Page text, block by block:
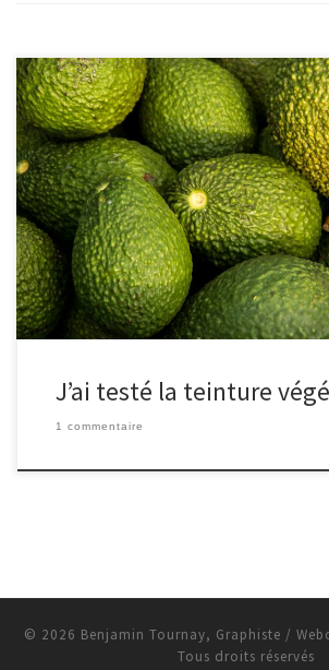
Il y a quelques jours, Morganours (célèbre
des teintures végétales en story. J’en avais
plusieurs fois et je gardais cette idée dans le
une prochaine fois… Parce que oui, quelques
des tests mais tu ne sais pas […]
J’ai testé la teinture
1 commentaire
© 2026 Benjamin Tournay, Graphiste /
Tous droits réservés